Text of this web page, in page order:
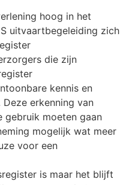
hoog in het
uitvaartbegeleiding zich
die zijn
kennis en
erkenning van
gebruik moeten gaan
mogelijk wat meer
voor een
is maar het blijft